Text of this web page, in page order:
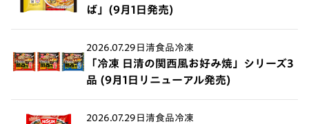
ば」(9月1日発売)
2026.07.29 日清食品冷凍
「冷凍 日清の関西風お好み焼」シリーズ3
品 (9月1日リニューアル発売)
2026.07.29 日清食品冷凍